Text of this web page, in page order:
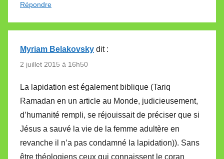
Répondre
Myriam Belakovsky dit :
2 juillet 2015 à 16h50
La lapidation est également biblique (Tariq
Ramadan en un article au Monde, judicieusement,
d’humanité rempli, se réjouissait de préciser que si
Jésus a sauvé la vie de la femme adultère en
revanche il n’a pas condamné la lapidation)). Sans
être théologiens ceux qui connaissent le coran